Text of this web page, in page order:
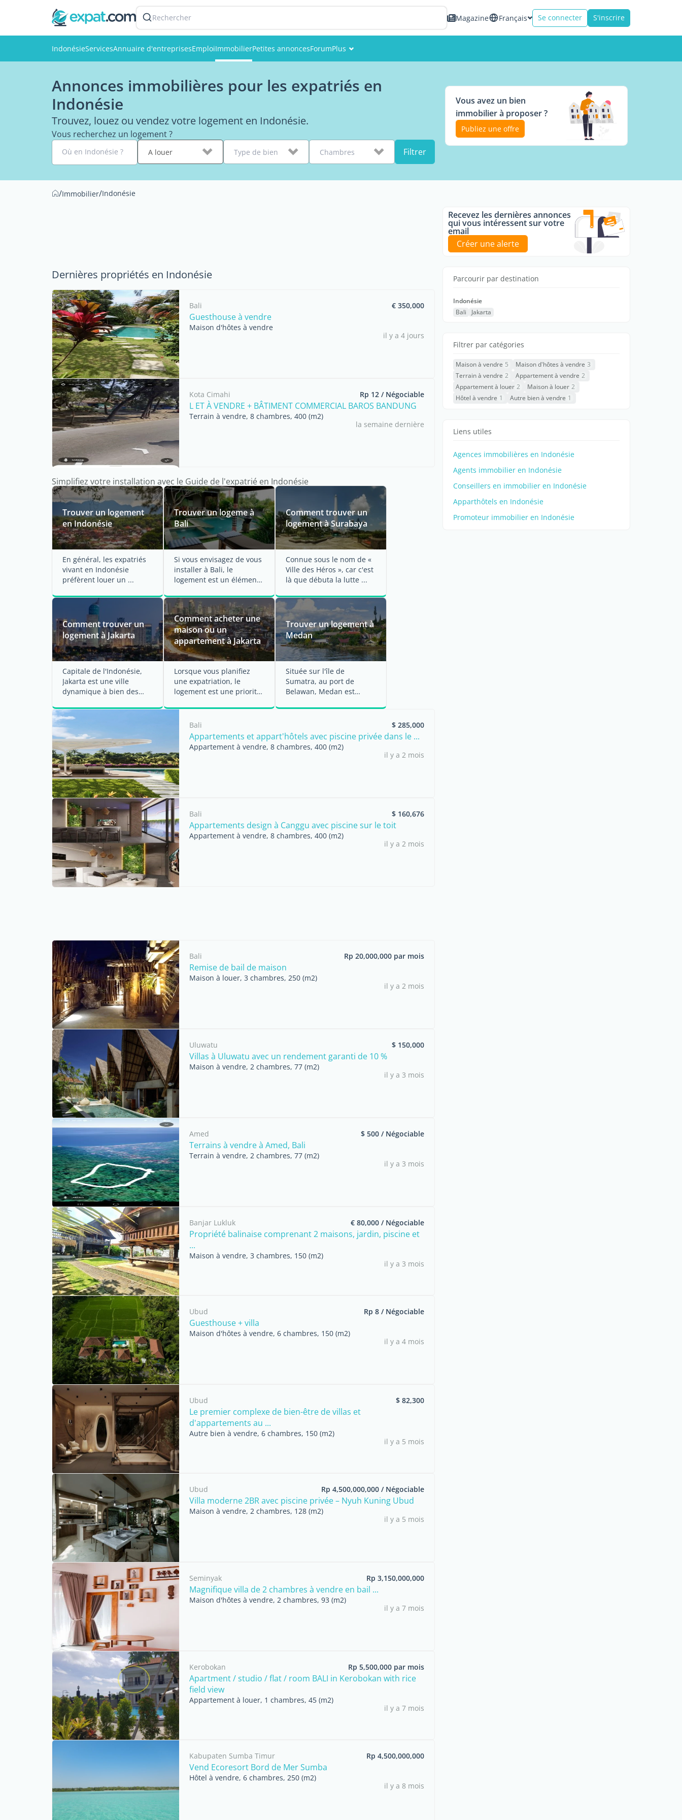
Rechercher Magazine Français Se connecter S'inscrire
IndonésieServicesAnnuaire d'entreprisesEmploiImmobilierPetites annoncesForumPlus
Membres
Annonces immobilières pour les expatriés en
Indonésie
Trouvez, louez ou vendez votre logement en Indonésie.
Vous recherchez un logement ?
Où en Indonésie ? A louer Type de bien Chambres Filtrer
Vous avez un bien
immobilier à proposer ?
Publiez une offre
/Immobilier/Indonésie
Dernières propriétés en Indonésie
Bali € 350,000
Guesthouse à vendre
Maison d'hôtes à vendre
il y a 4 jours
Kota Cimahi Rp 12 / Négociable
L ET À VENDRE + BÂTIMENT COMMERCIAL BAROS BANDUNG
Terrain à vendre, 8 chambres, 400 (m2)
la semaine dernière
Simplifiez votre installation avec le Guide de l'expatrié en Indonésie
Trouver un logement
en Indonésie
En général, les expatriés
vivant en Indonésie
préfèrent louer un ...
Trouver un logeme à
Bali
Si vous envisagez de vous
installer à Bali, le
logement est un élément
Comment trouver un
logement à Surabaya
Connue sous le nom de «
Ville des Héros », car c'est
là que débuta la lutte ...
Comment trouver un
logement à Jakarta
Capitale de l'Indonésie,
Jakarta est une ville
dynamique à bien des
Comment acheter une
maison ou un
appartement à Jakarta
Lorsque vous planifiez
une expatriation, le
logement est une priorité.
...
Trouver un logement à
Medan
Située sur l'île de
Sumatra, au port de
Belawan, Medan est
...
Bali
$ 285,000
Appartements et appart'hôtels avec piscine privée dans le ...
Appartement à vendre, 8 chambres, 400 (m2)
il y a 2 mois
Bali $ 160,676
Appartements design à Canggu avec piscine sur le toit
Appartement à vendre, 8 chambres, 400 (m2)
il y a 2 mois
Bali Rp 20,000,000 par mois
Remise de bail de maison
Maison à louer, 3 chambres, 250 (m2)
il y a 2 mois
Uluwatu $ 150,000
Villas à Uluwatu avec un rendement garanti de 10 %
Maison à vendre, 2 chambres, 77 (m2)
il y a 3 mois
Amed $ 500 / Négociable
Terrains à vendre à Amed, Bali
Terrain à vendre, 2 chambres, 77 (m2)
il y a 3 mois
Banjar Lukluk € 80,000 / Négociable
Propriété balinaise comprenant 2 maisons, jardin, piscine et
...
Maison à vendre, 3 chambres, 150 (m2)
il y a 3 mois
Ubud Rp 8 / Négociable
Guesthouse + villa
Maison d'hôtes à vendre, 6 chambres, 150 (m2)
il y a 4 mois
Ubud $ 82,300
Le premier complexe de bien-être de villas et
d'appartements au ...
Autre bien à vendre, 6 chambres, 150 (m2)
il y a 5 mois
Ubud Rp 4,500,000,000 / Négociable
Villa moderne 2BR avec piscine privée – Nyuh Kuning Ubud
Maison à vendre, 2 chambres, 128 (m2)
il y a 5 mois
Seminyak Rp 3,150,000,000
Magnifique villa de 2 chambres à vendre en bail ...
Maison d'hôtes à vendre, 2 chambres, 93 (m2)
il y a 7 mois
Kerobokan Rp 5,500,000 par mois
Apartment / studio / flat / room BALI in Kerobokan with rice
field view
Appartement à louer, 1 chambres, 45 (m2)
il y a 7 mois
Kabupaten Sumba Timur Rp 4,500,000,000
Vend Ecoresort Bord de Mer Sumba
Hôtel à vendre, 6 chambres, 250 (m2)
il y a 8 mois
Recevez les dernières annonces
qui vous intéressent sur votre
email
Créer une alerte
Parcourir par destination
Indonésie
Bali
Jakarta
Filtrer par catégories
Maison à vendre 5 Maison d'hôtes à vendre 3
Terrain à vendre 2 Appartement à vendre 2
Appartement à louer 2 Maison à louer 2
Hôtel à vendre 1 Autre bien à vendre 1
Liens utiles
Agences immobilières en Indonésie
Agents immobilier en Indonésie
Conseillers en immobilier en Indonésie
Apparthôtels en Indonésie
Promoteur immobilier en Indonésie